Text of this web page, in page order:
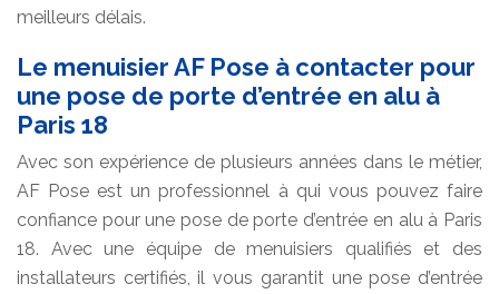
meilleurs délais.
Le menuisier AF Pose à contacter pour
une pose de porte d’entrée en alu à
Paris 18
Avec son expérience de plusieurs années dans le métier,
AF Pose est un professionnel à qui vous pouvez faire
confiance pour une pose de porte d’entrée en alu à Paris
18. Avec une équipe de menuisiers qualifiés et des
installateurs certifiés, il vous garantit une pose d’entrée